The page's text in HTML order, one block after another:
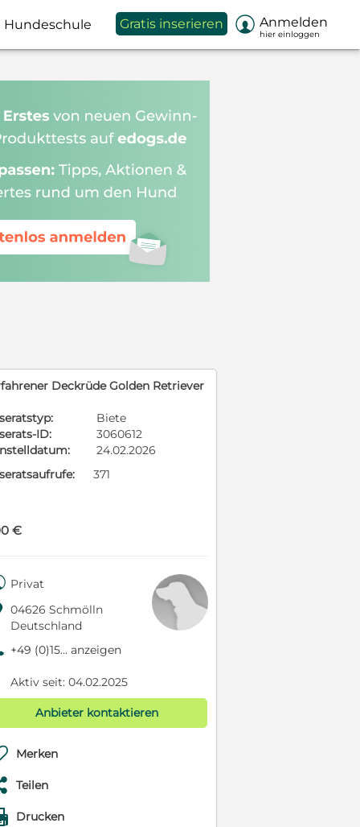
Hundeschule Gratis inserieren  Anmelden
hier einloggen
Deckrüde Golden Retriever
Biete
ID:
3060612
24.02.2026
371
€
Privat
04626 Schmölln
Deutschland
+49 (0)15... anzeigen
Aktiv seit: 04.02.2025
Anbieter kontaktieren
Merken
Teilen
Drucken